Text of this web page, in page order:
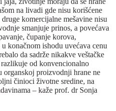
na livadi gde nisu korišćene
komercijalne mešavine nisu
smanjuje prinos, a povećava
čupanje korova,
konačnom ishodu uvećava cenu
da sadrže nikakve veštačke
od konvencionalno
organskoj proizvodnji hrane ne
činioci životne sredine, na
– kaže prof. dr Sonja